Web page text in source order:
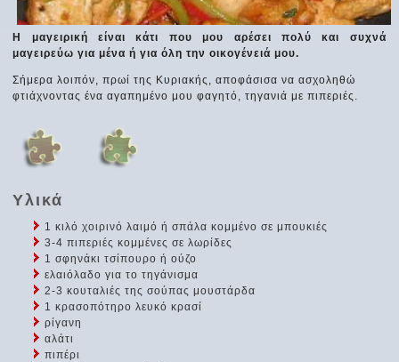
Η μαγειρική είναι κάτι που μου αρέσει πολύ και συχνά
μαγειρεύω για μένα ή για όλη την οικογένειά μου.
Σήμερα λοιπόν, πρωί της Κυριακής, αποφάσισα να ασχοληθώ
φτιάχνοντας ένα αγαπημένο μου φαγητό, τηγανιά με πιπεριές.
Υλικά
1 κιλό χοιρινό λαιμό ή σπάλα κομμένο σε μπουκιές
3-4 πιπεριές κομμένες σε λωρίδες
1 σφηνάκι τσίπουρο ή ούζο
ελαιόλαδο για το τηγάνισμα
2-3 κουταλιές της σούπας μουστάρδα
1 κρασοπότηρο λευκό κρασί
ρίγανη
αλάτι
πιπέρι